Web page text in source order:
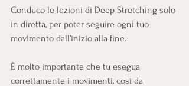
Conduco le lezioni di Deep Stretching solo
in diretta, per poter seguire ogni tuo
movimento dall’inizio alla fine.
È molto importante che tu esegua
correttamente i movimenti, così da